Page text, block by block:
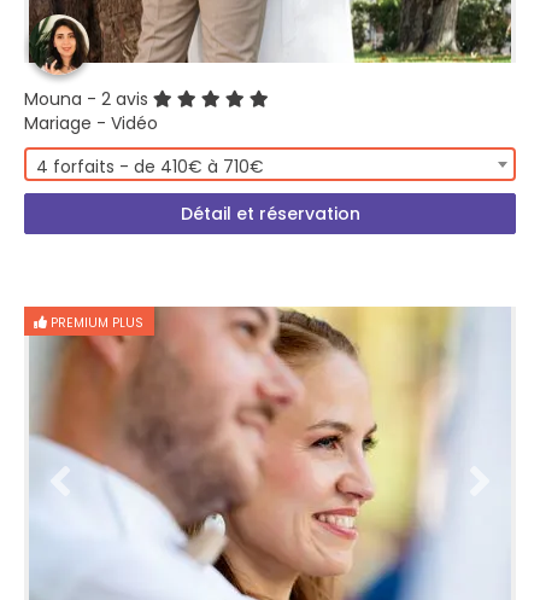
Mouna - 2 avis
Mariage - Vidéo
4 forfaits - de 410€ à 710€
Détail et réservation
PREMIUM PLUS